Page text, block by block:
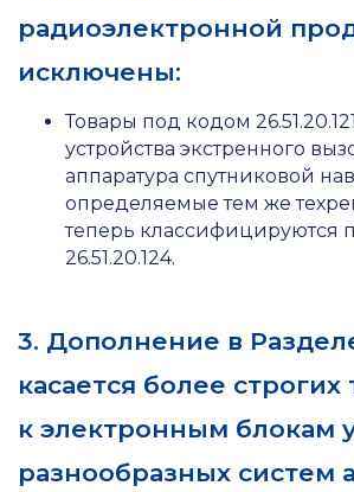
радиоэлектронной
исключены:
Товары под кодом
устройства экстренного
аппаратура спутниковой
определяемые тем же
теперь классифицируются
26.51.20.124.
3. Дополнение в
касается более
к электронным блокам
разнообразных систем